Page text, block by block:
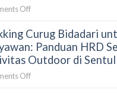
Offon
Perusahaan
Sentul:
Paket,
Curug Bidadari
Panduan HRD
Outdoor di Sentul
Offon